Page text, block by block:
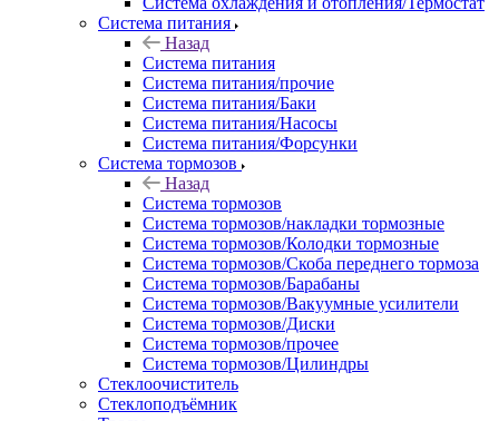
Система питания
Назад
Система питания
Система питания/прочие
Система питания/Баки
Система питания/Насосы
Система питания/Форсунки
Система тормозов
Назад
Система тормозов
Система тормозов/накладки тормозные
Система тормозов/Колодки тормозные
Система тормозов/Скоба переднего тормоза
Система тормозов/Барабаны
Система тормозов/Вакуумные усилители
Система тормозов/Диски
Система тормозов/прочее
Система тормозов/Цилиндры
Стеклоочиститель
Стеклоподъёмник